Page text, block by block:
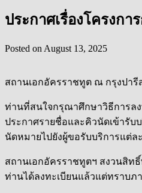
ประกาศเรื่องโครงก
Posted on August 13, 2025
สถานเอกอัครราชทูต ณ กรุงปารีส
ท่านที่สนใจกรุณาศึกษาวิธีการลง
ประกาศรายชื่อและคิวนัดเข้ารับ
นัดหมายไปยังผู้ขอรับบริการแต่ล
สถานเอกอัครราชทูตฯ สงวนสิทธิ์
ท่านได้ลงทะเบียนแล้วแต่ทราบภ